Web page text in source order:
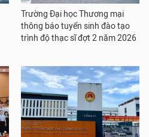
Trường Đại học Thương mại
thông báo tuyển sinh đào tạo
trình độ thạc sĩ đợt 2 năm 2026